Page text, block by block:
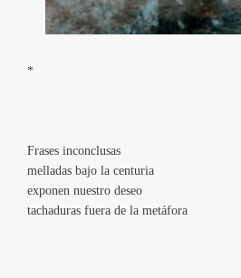
*
Frases inconclusas
melladas bajo la centuria
exponen nuestro deseo
tachaduras fuera de la metáfora